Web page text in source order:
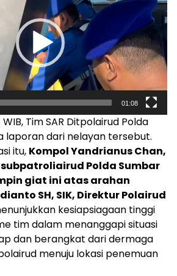
01:08
Tim SAR Ditpolairud Polda
laporan dari nelayan tersebut.
itu, Kompol Yandrianus Chan,
Polda Sumbar
giat ini atas arahan
SH, SIK, Direktur Polairud
kesiapsiagaan tinggi
tim dalam menanggapi situasi
dan berangkat dari dermaga
menuju lokasi penemuan